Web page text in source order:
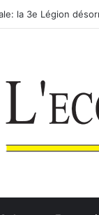
ferroviaire sur le